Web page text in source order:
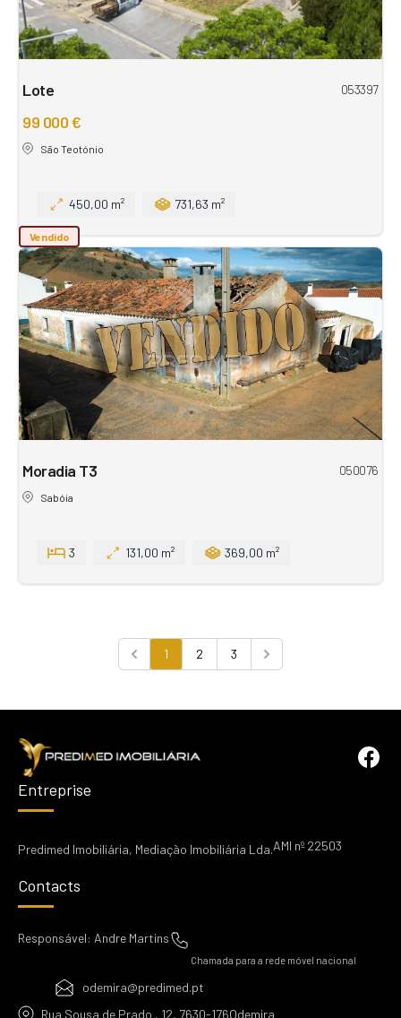
Lote 053397
99 000 €
São Teotónio
450,00 m² 731,63 m²
Vendido
Moradia T3 050076
Sabóia
3 131,00 m² 369,00 m²
Previous
1 2 3
Next
Entreprise
Predimed Imobiliária, Mediação Imobiliária Lda.AMI nº 22503
Contacts
Responsável: Andre Martins
Chamada para a rede móvel nacional
odemira@predimed.pt
Rua Sousa de Prado , 12, 7630-176Odemira